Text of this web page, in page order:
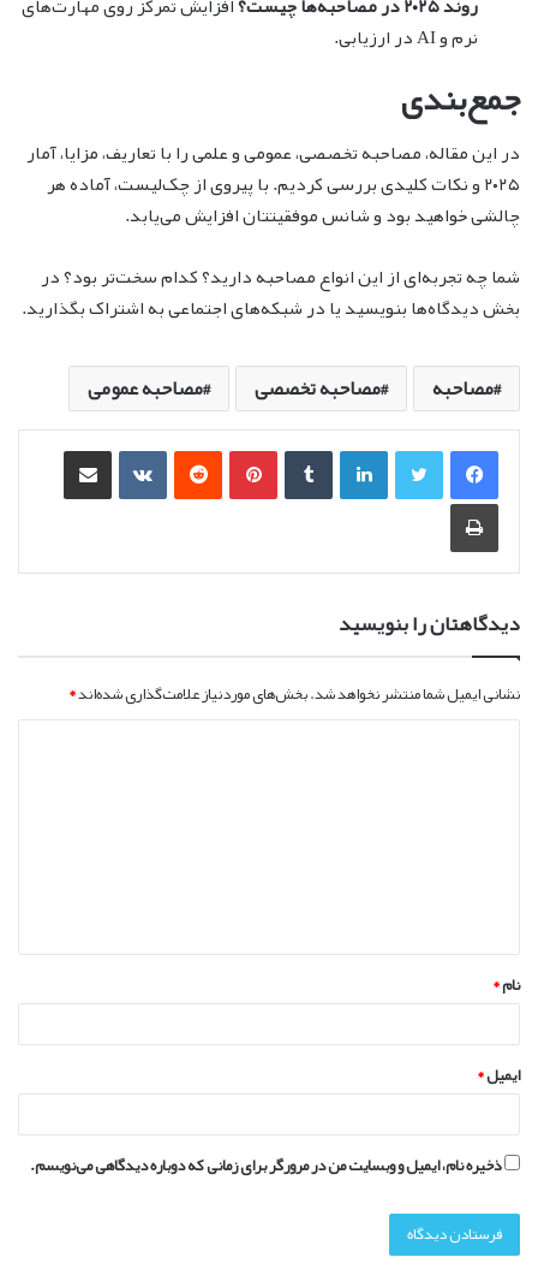
نرم و AI در ارزیابی.
جمع‌بندی
در این مقاله، مصاحبه تخصصی، عمومی و علمی را با تعاریف، مزایا، آمار
۲۰۲۵ و نکات کلیدی بررسی کردیم. با پیروی از چک‌لیست، آماده هر
چالشی خواهید بود و شانس موفقیتتان افزایش می‌یابد.
شما چه تجربه‌ای از این انواع مصاحبه دارید؟ کدام سخت‌تر بود؟ در
بخش دیدگاه‌ها بنویسید یا در شبکه‌های اجتماعی به اشتراک بگذارید.
مصاحبه مصاحبه تخصصی مصاحبه عمومی
لینکدین ‫پین‌ترست ‫رددیت
چاپ
دیدگاهتان را بنویسید
نشانی ایمیل شما منتشر نخواهد شد.بخش‌های موردنیاز علامت‌گذاری شده‌اند*
*
نام*
ایمیل*
ذخیره نام، ایمیل و وبسایت من در مرورگر برای زمانی که دوباره دیدگاهی می‌نویسم.